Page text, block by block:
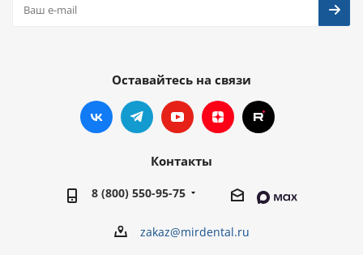
Оставайтесь на связи
Контакты
8 (800) 550-95-75
zakaz@mirdental.ru